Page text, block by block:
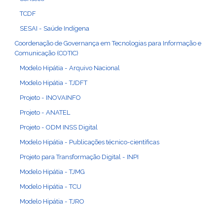
TCDF
SESAI - Saúde Indígena
Coordenação de Governança em Tecnologias para Informação e
Comunicação (COTIC)
Modelo Hipátia - Arquivo Nacional
Modelo Hipátia - TJDFT
Projeto - INOVAINFO
Projeto - ANATEL
Projeto - ODM INSS Digital
Modelo Hipátia - Publicações técnico-científicas
Projeto para Transformação Digital - INPI
Modelo Hipátia - TJMG
Modelo Hipátia - TCU
Modelo Hipátia - TJRO